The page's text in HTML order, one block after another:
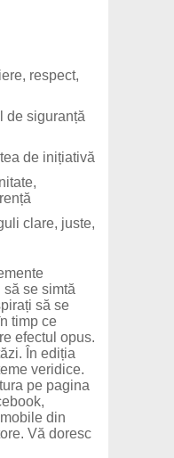
respect,
de siguranță
de inițiativă
clare, juste,
se simtă
să se
timp ce
efectul opus.
În ediția
veridice.
pe pagina
din
Vă doresc